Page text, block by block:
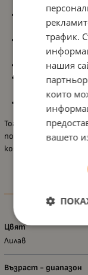
Практична
навсякъде;
Лесно нанасяне
лицето);
Подходяща за
за деца и
Тоалетната водаMy
почитатели на
която прави всеки
Цвят
Лилав
Възраст - диапазон
трафик.
нашия
които
вашето